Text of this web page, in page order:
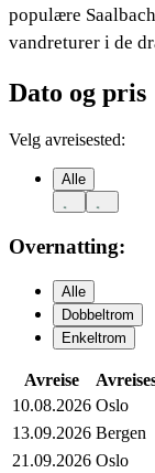
populære
vandreturer i de
Dato og pris
Velg avreisested:
Alle
Overnatting:
Alle
Dobbeltrom
Enkeltrom
Avreise
10.08.2026 Oslo
13.09.2026 Bergen
21.09.2026 Oslo